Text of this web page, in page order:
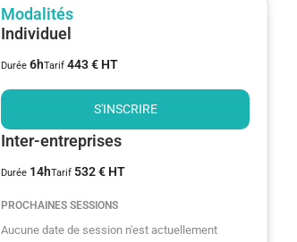
Modalités
Individuel
Durée 6hTarif 443 € HT
S'INSCRIRE
Inter-entreprises
Durée 14hTarif 532 € HT
PROCHAINES SESSIONS
Aucune date de session n'est actuellement